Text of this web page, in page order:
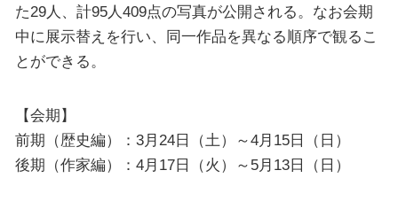
た29人、計95人409点の写真が公開される。なお会期
中に展示替えを行い、同一作品を異なる順序で観るこ
とができる。
【会期】
前期（歴史編）：3月24日（土）～4月15日（日）
後期（作家編）：4月17日（火）～5月13日（日）